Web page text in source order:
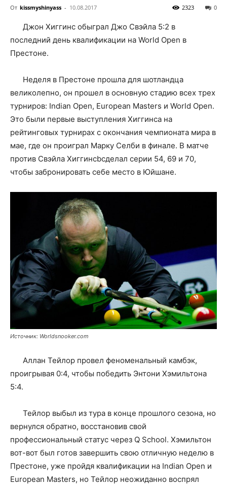
От kissmyshinyass - 10.08.2017 0
2323
Джон Хиггинс обыграл Джо Свэйла 5:2 в
последний день квалификации на World Open в
Престоне.
Неделя в Престоне прошла для шотландца
великолепно, он прошел в основную стадию всех трех
турниров: Indian Open, European Masters и World Open.
Это были первые выступления Хиггинса на
рейтинговых турнирах с окончания чемпионата мира в
мае, где он проиграл Марку Селби в финале. В матче
против Свэйла Хиггинсbсделал серии 54, 69 и 70,
чтобы забронировать себе место в Юйшане.
Источник: Worldsnooker.com
Аллан Тейлор провел феноменальный камбэк,
проигрывая 0:4, чтобы победить Энтони Хэмильтона
5:4.
Тейлор выбыл из тура в конце прошлого сезона, но
вернулся обратно, восстановив свой
профессиональный статус через Q School. Хэмильтон
вот-вот был готов завершить свою отличную неделю в
Престоне, уже пройдя квалификации на Indian Open и
European Masters, но Тейлор неожиданно воспрял